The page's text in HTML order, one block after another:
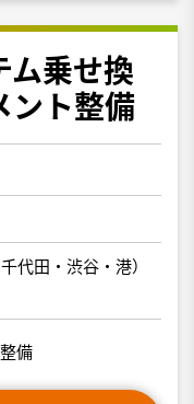
ム乗せ換
ント整備
代田・渋谷・港）
備